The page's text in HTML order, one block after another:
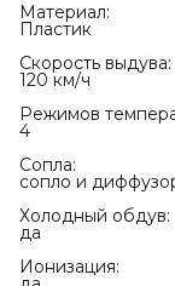
Материал:
Пластик
Скорость выдува:
120 км/ч
Режимов
4
Сопла:
сопло и
Холодный обдув:
да
Ионизация: